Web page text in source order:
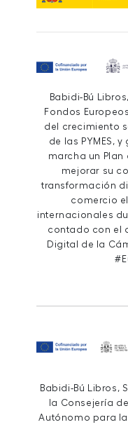
Babidi-Bú
Fondos
del crecimiento
de las PYMES,
marcha un
mejorar su
transformación
comercio
internacionales
contado con el
Digital de la
Babidi-Bú Libros,
la Consejería
Autónomo para